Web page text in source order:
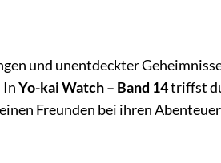
und unentdeckter
InYo-kai Watch – Band 14triffst
Freunden bei ihren